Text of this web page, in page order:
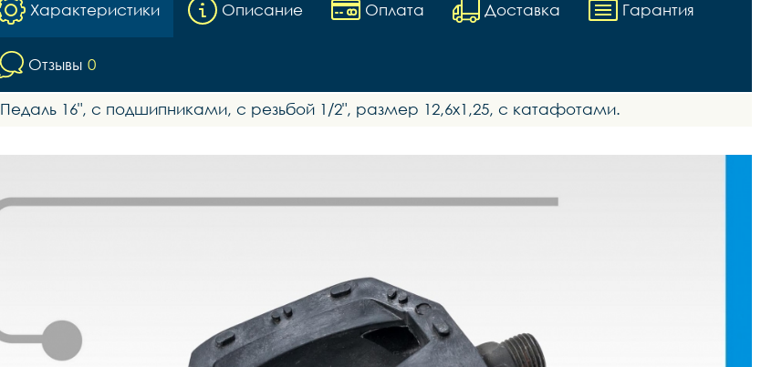
Характеристики Описание Оплата Доставка Гарантия
Отзывы 0
Педаль 16", c подшипниками, с резьбой 1/2", размер 12,6х1,25, с катафотами.